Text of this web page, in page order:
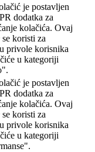
je postavljen
dodatka za
kolačića. Ovaj
koristi za
privole korisnika
u kategoriji
je postavljen
dodatka za
kolačića. Ovaj
koristi za
privole korisnika
u kategoriji